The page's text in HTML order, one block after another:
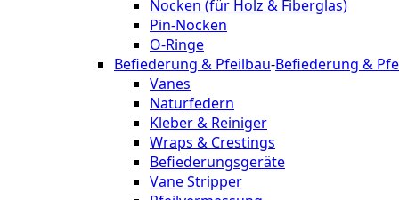
Nocken (für Holz & Fiberglas)
Pin-Nocken
O-Ringe
Befiederung & Pfeilbau-Befiederung &
Vanes
Naturfedern
Kleber & Reiniger
Wraps & Crestings
Befiederungsgeräte
Vane Stripper